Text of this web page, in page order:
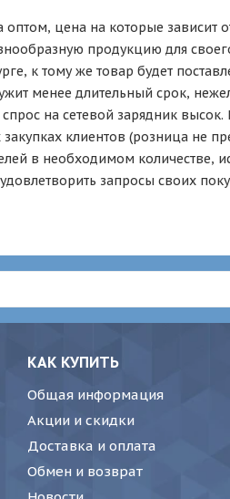
оптом, цена на которые зависит
продукцию для
к тому же товар будет
менее длительный срок,
на сетевой зарядник
клиентов (розница не
в необходимом количестве,
запросы своих
КАК КУПИТЬ
Общая информация
Акции и скидки
Доставка и оплата
Обмен и возврат